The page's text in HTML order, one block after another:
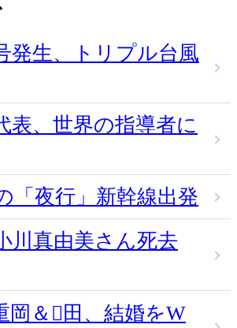
発生、トリプル台風
表、世界の指導者に
「夜行」新幹線出発
川真由美さん死去
岡＆田、結婚をW